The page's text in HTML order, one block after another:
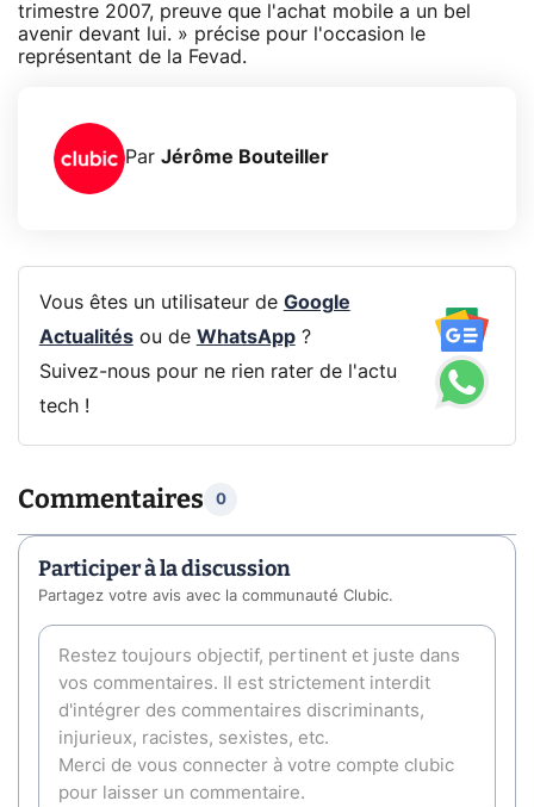
trimestre 2007, preuve que l'achat mobile a un bel
avenir devant lui. » précise pour l'occasion le
représentant de la Fevad.
Par Jérôme Bouteiller
Vous êtes un utilisateur de Google
Actualitésou de WhatsApp?
Suivez-nous pour ne rien rater de l'actu
tech !
Commentaires 0
Participer à la discussion
Partagez votre avis avec la communauté Clubic.